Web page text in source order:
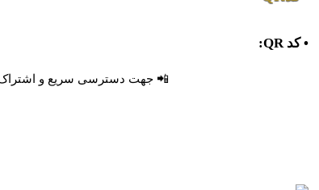
• کد QR:
📲 جهت دسترسی سریع و